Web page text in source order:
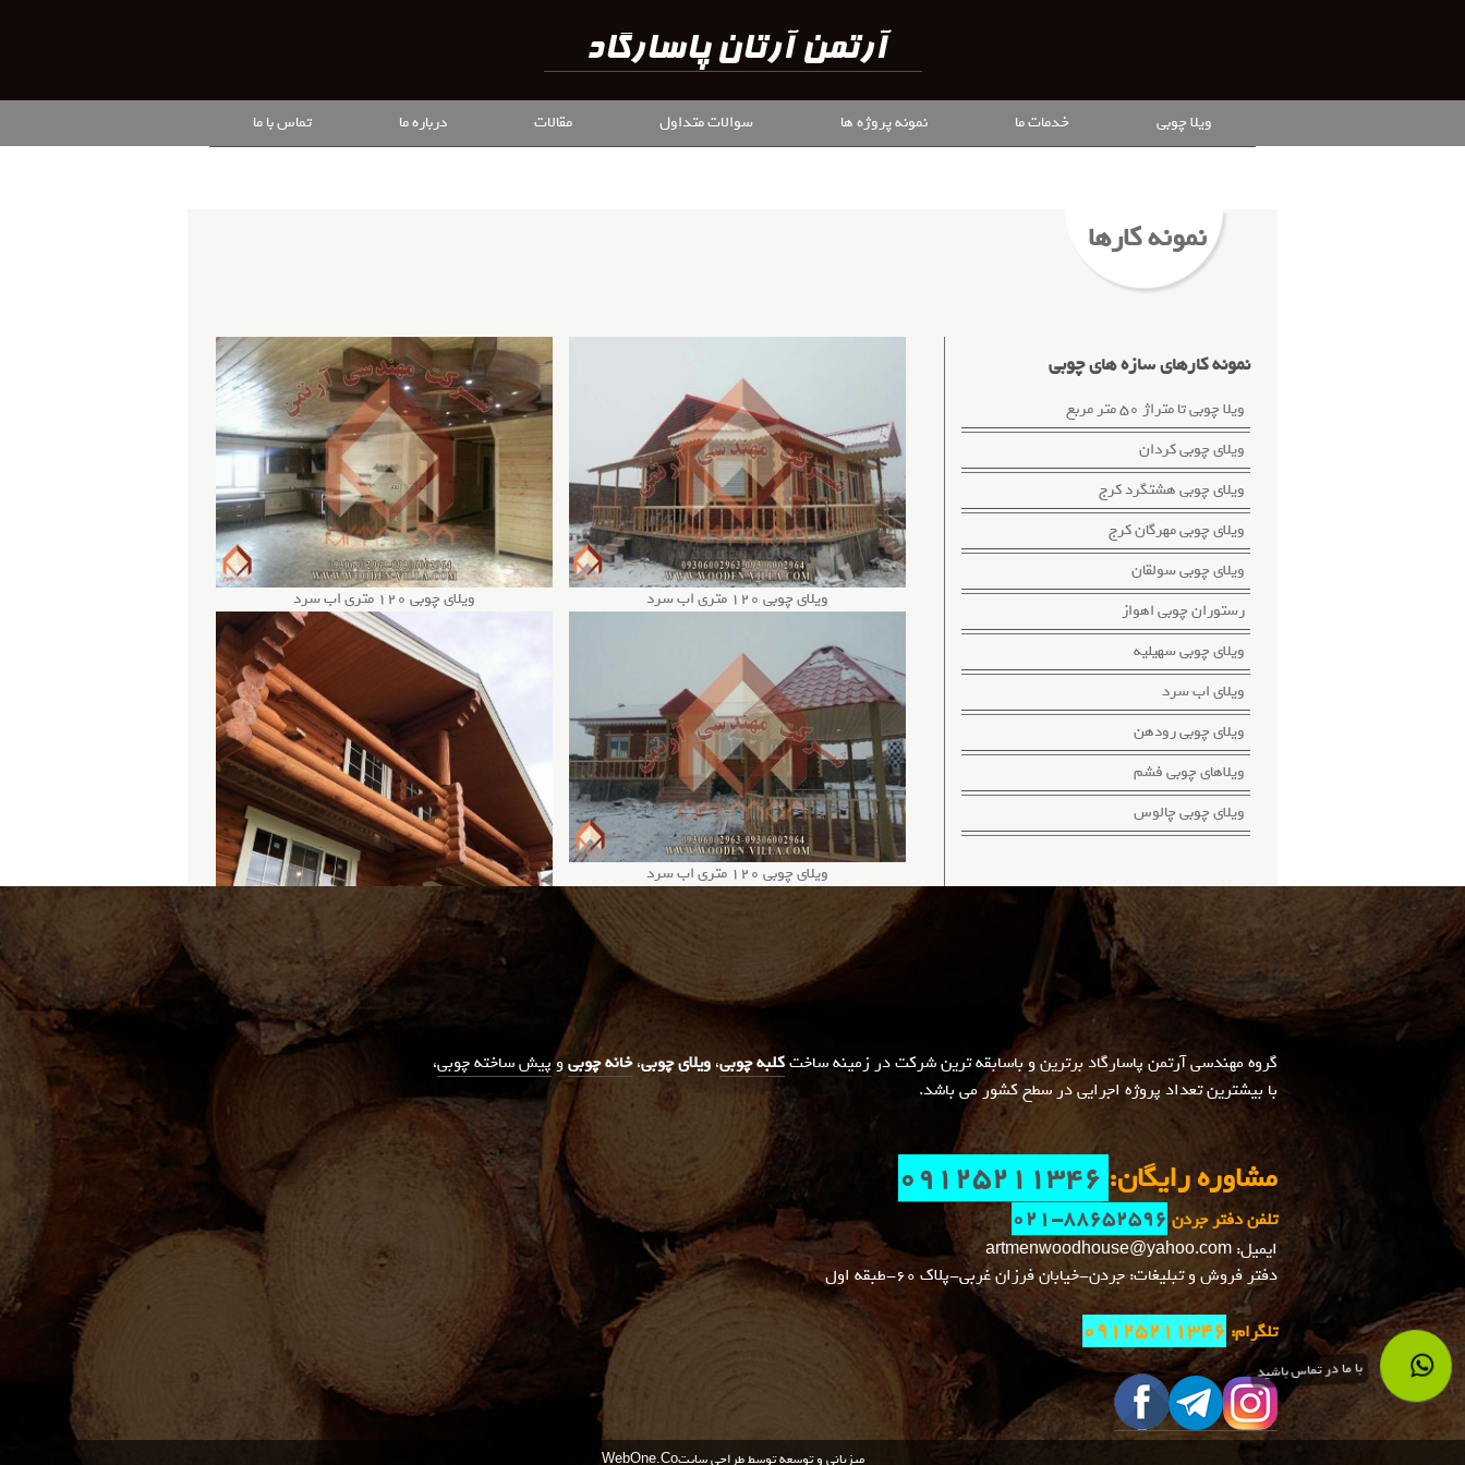
ویلا چوبی خدمات ما نمونه پروژه ها سوالات متداول مقالات درباره ما تماس با ما
نمونه کارها
نمونه کارهای سازه های چوبی
ویلا چوبی تا متراژ 50 متر مربع
ویلای چوبی کردان
ویلای چوبی هشتگرد کرج
ویلای چوبی مهرگان کرج
ویلای چوبی سولقان
رستوران چوبی اهواز
ویلای چوبی سهیلیه
ویلای اب سرد
ویلای چوبی رودهن
ویلاهای چوبی فشم
ویلای چوبی چالوس
ویلای چوبی 120 متری اب سرد ویلای چوبی 120 متری اب سرد
ویلای چوبی 120 متری اب سرد
گروه مهندسی آرتمن پاسارگاد برترین و باسابقه ترین شرکت در زمینه ساختکلبه چوبی، ویلای چوبی،خانه چوبیوپیش ساخته چوبی،
با بیشترین تعداد پروژه اجرایی در سطح کشور می باشد.
مشاوره رایگان: 09125211346
تلفن دفتر جردن021-88652596
ایمیل: artmenwoodhouse@yahoo.com
دفتر فروش و تبلیغات: جردن-خیابان فرزان غربی-پلاک 60-طبقه اول
تلگرام:09125211346
میزبانی و توسعه توسططراحی سایتWebOne.Co
با ما در تماس باشید